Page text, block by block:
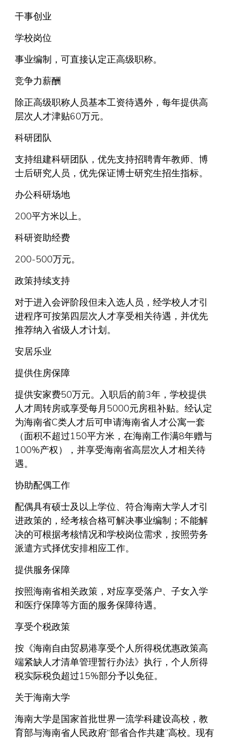
干事创业
学校岗位
事业编制，可直接认定正高级职称。
竞争力薪酬
除正高级职称人员基本工资待遇外，每年提供高
层次人才津贴60万元。
科研团队
支持组建科研团队，优先支持招聘青年教师、博
士后研究人员，优先保证博士研究生招生指标。
办公科研场地
200平方米以上。
科研资助经费
200-500万元。
政策持续支持
对于进入会评阶段但未入选人员，经学校人才引
进程序可按第四层次人才享受相关待遇，并优先
推荐纳入省级人才计划。
安居乐业
提供住房保障
提供安家费50万元。入职后的前3年，学校提供
人才周转房或享受每月5000元房租补贴。经认定
为海南省C类人才后可申请海南省人才公寓一套
（面积不超过150平方米，在海南工作满8年赠与
100%产权），并享受海南省高层次人才相关待
遇。
协助配偶工作
配偶具有硕士及以上学位、符合海南大学人才引
进政策的，经考核合格可解决事业编制；不能解
决的可根据考核情况和学校岗位需求，按照劳务
派遣方式择优安排相应工作。
提供服务保障
按照海南省相关政策，对应享受落户、子女入学
和医疗保障等方面的服务保障待遇。
享受个税政策
按《海南自由贸易港享受个人所得税优惠政策高
端紧缺人才清单管理暂行办法》执行，个人所得
税实际税负超过15%部分予以免征。
关于海南大学
海南大学是国家首批世界一流学科建设高校，教
育部与海南省人民政府“部省合作共建”高校。现有